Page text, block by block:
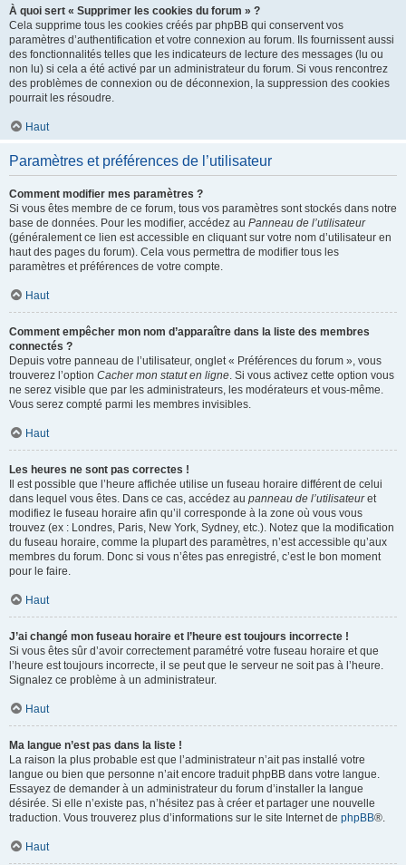
À quoi sert « Supprimer les cookies du forum » ?
Cela supprime tous les cookies créés par phpBB qui conservent vos
paramètres d’authentification et votre connexion au forum. Ils fournissent aussi
des fonctionnalités telles que les indicateurs de lecture des messages (lu ou
non lu) si cela a été activé par un administrateur du forum. Si vous rencontrez
des problèmes de connexion ou de déconnexion, la suppression des cookies
pourrait les résoudre.
Haut
Paramètres et préférences de l’utilisateur
Comment modifier mes paramètres ?
Si vous êtes membre de ce forum, tous vos paramètres sont stockés dans notre
base de données. Pour les modifier, accédez au Panneau de l’utilisateur
(généralement ce lien est accessible en cliquant sur votre nom d’utilisateur en
haut des pages du forum). Cela vous permettra de modifier tous les
paramètres et préférences de votre compte.
Haut
Comment empêcher mon nom d’apparaître dans la liste des membres
connectés ?
Depuis votre panneau de l’utilisateur, onglet « Préférences du forum », vous
trouverez l’option Cacher mon statut en ligne. Si vous activez cette option vous
ne serez visible que par les administrateurs, les modérateurs et vous-même.
Vous serez compté parmi les membres invisibles.
Haut
Les heures ne sont pas correctes !
Il est possible que l’heure affichée utilise un fuseau horaire différent de celui
dans lequel vous êtes. Dans ce cas, accédez au panneau de l’utilisateuret
modifiez le fuseau horaire afin qu’il corresponde à la zone où vous vous
trouvez (ex : Londres, Paris, New York, Sydney, etc.). Notez que la modification
du fuseau horaire, comme la plupart des paramètres, n’est accessible qu’aux
membres du forum. Donc si vous n’êtes pas enregistré, c’est le bon moment
pour le faire.
Haut
J’ai changé mon fuseau horaire et l’heure est toujours incorrecte !
Si vous êtes sûr d’avoir correctement paramétré votre fuseau horaire et que
l’heure est toujours incorrecte, il se peut que le serveur ne soit pas à l’heure.
Signalez ce problème à un administrateur.
Haut
Ma langue n’est pas dans la liste !
La raison la plus probable est que l’administrateur n’ait pas installé votre
langue ou bien que personne n’ait encore traduit phpBB dans votre langue.
Essayez de demander à un administrateur du forum d’installer la langue
désirée. Si elle n’existe pas, n’hésitez pas à créer et partager une nouvelle
traduction. Vous trouverez plus d’informations sur le site Internet de phpBB®.
Haut